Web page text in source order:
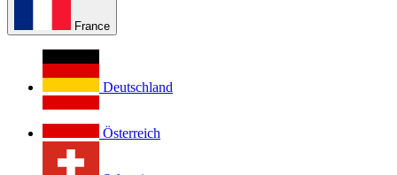
France
Deutschland
Österreich